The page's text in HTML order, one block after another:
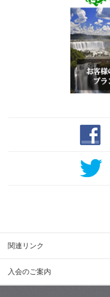
関連リンク
入会のご案内